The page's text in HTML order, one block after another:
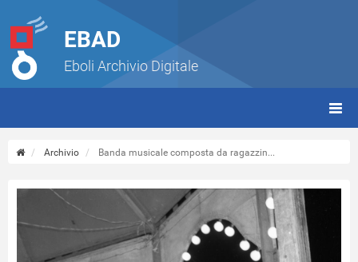
EBAD
Eboli Archivio Digitale
Archivio Banda musicale composta da ragazzin...